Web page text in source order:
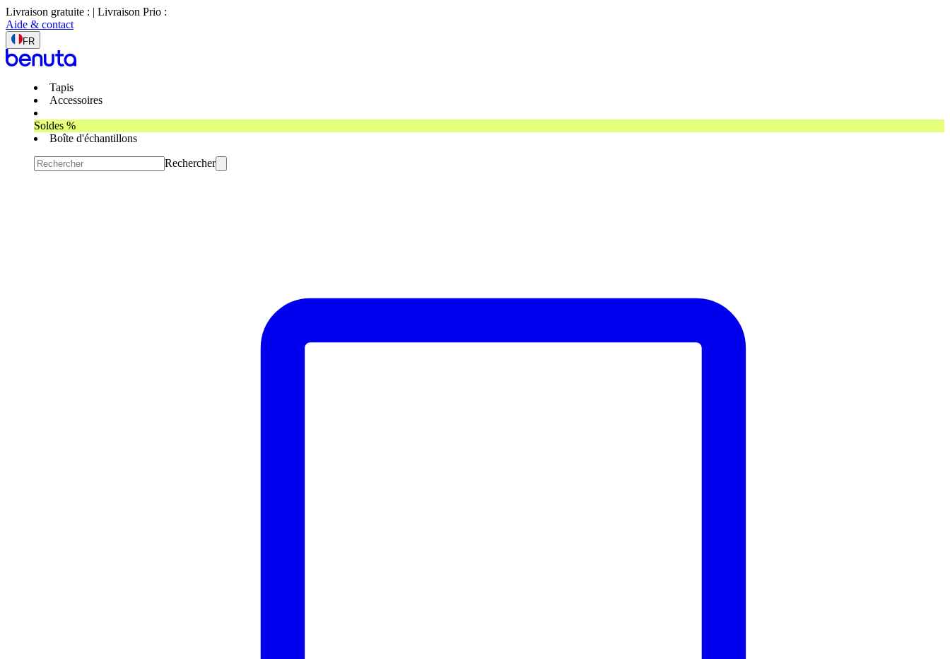
Livraison gratuite : | Livraison Prio :
Aide & contact
FR
Tapis
Accessoires
Soldes %
Boîte d'échantillons
Rechercher